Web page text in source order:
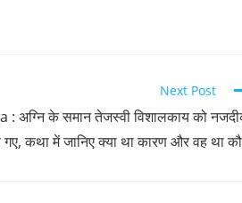
Next Post
अग्नि के समान तेजस्वी विशालकाय को
कथा में जानिए क्या था कारण और वह था